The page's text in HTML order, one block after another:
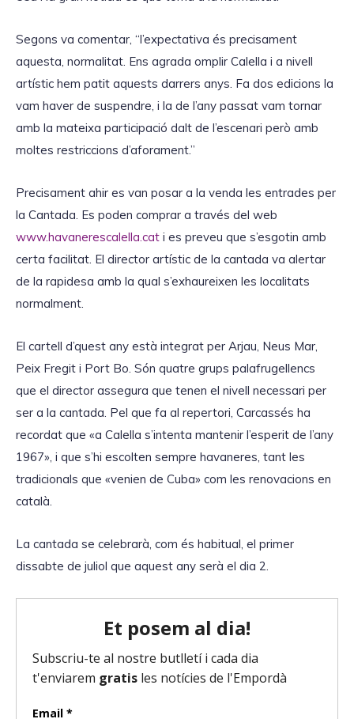
Segons va comentar, “l’expectativa és precisament
aquesta, normalitat. Ens agrada omplir Calella i a nivell
artístic hem patit aquests darrers anys. Fa dos edicions la
vam haver de suspendre, i la de l’any passat vam tornar
amb la mateixa participació dalt de l’escenari però amb
moltes restriccions d’aforament.”
Precisament ahir es van posar a la venda les entrades per
la Cantada. Es poden comprar a través del web
www.havanerescalella.cat i es preveu que s’esgotin amb
certa facilitat. El director artístic de la cantada va alertar
de la rapidesa amb la qual s’exhaureixen les localitats
normalment.
El cartell d’quest any està integrat per Arjau, Neus Mar,
Peix Fregit i Port Bo. Són quatre grups palafrugellencs
que el director assegura que tenen el nivell necessari per
ser a la cantada. Pel que fa al repertori, Carcassés ha
recordat que «a Calella s’intenta mantenir l’esperit de l’any
1967», i que s’hi escolten sempre havaneres, tant les
tradicionals que «venien de Cuba» com les renovacions en
català.
La cantada se celebrarà, com és habitual, el primer
dissabte de juliol que aquest any serà el dia 2.